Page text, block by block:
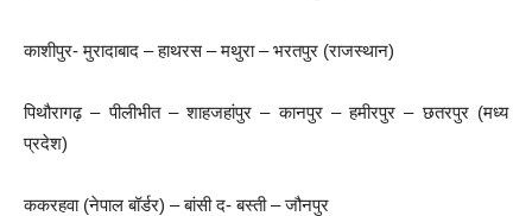
काशीपुर- मुरादाबाद – हाथरस – मथुरा – भरतपुर (राजस्थान)
पिथौरागढ़ – पीलीभीत – शाहजहांपुर – कानपुर – हमीरपुर – छतरपुर (मध्य
प्रदेश)
ककरहवा (नेपाल बॉर्डर) – बांसी द- बस्ती – जौनपुर